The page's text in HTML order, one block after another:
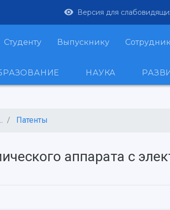
Версия для
Студенту Выпускнику
НАУКА
Патенты
аппарата с